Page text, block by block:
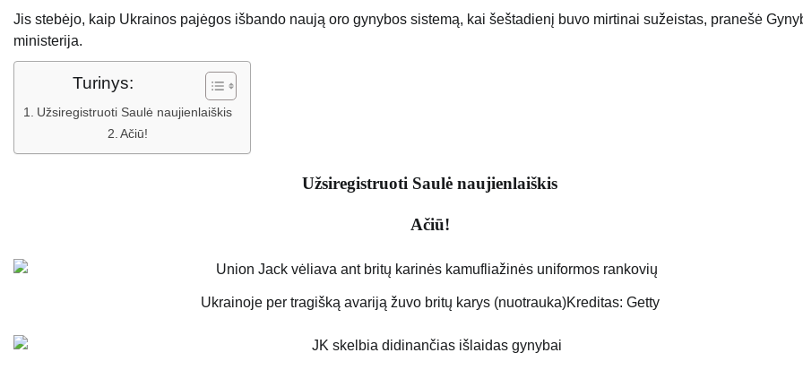
Jis stebėjo, kaip Ukrainos pajėgos išbando naują oro gynybos sistemą, kai šeštadienį buvo mirtinai sužeistas, pranešė
ministerija.
Turinys:
Užsiregistruoti Saulė naujienlaiškis
Ačiū!
Užsiregistruoti Saulė naujienlaiškis
Ačiū!
Ukrainoje per tragišką avariją žuvo britų karys (nuotrauka)Kreditas: Getty